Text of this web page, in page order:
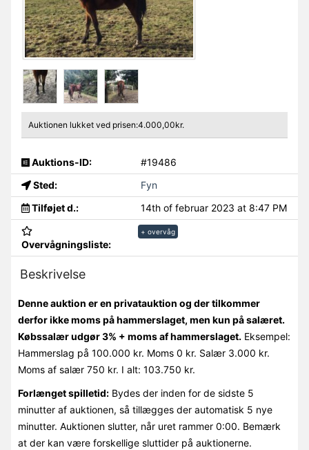
Auktionen lukket ved prisen:4.000,00kr.
Auktions-ID:
#19486
Sted:
Fyn
Tilføjet d.:
14th of februar 2023 at 8:47 PM
Overvågningsliste:
+ overvåg
Beskrivelse
Denne auktion er en privatauktion og der tilkommer
derfor ikke moms på hammerslaget, men kun på salæret.
Købssalær udgør 3% + moms af hammerslaget.Eksempel:
Hammerslag på 100.000 kr. Moms 0 kr. Salær 3.000 kr.
Moms af salær 750 kr. I alt: 103.750 kr.
Forlænget spilletid:Bydes der inden for de sidste 5
minutter af auktionen, så tillægges der automatisk 5 nye
minutter. Auktionen slutter, når uret rammer 0:00. Bemærk
at der kan være forskellige sluttider på auktionerne.